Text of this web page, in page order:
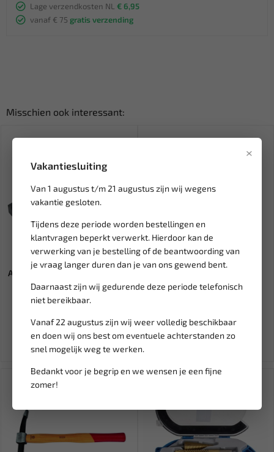
×
Vakantiesluiting
Van 1 augustus t/m 21 augustus zijn wij wegens
vakantie gesloten.
Tijdens deze periode worden bestellingen en
klantvragen beperkt verwerkt. Hierdoor kan de
verwerking van je bestelling of de beantwoording van
je vraag langer duren dan je van ons gewend bent.
Daarnaast zijn wij gedurende deze periode telefonisch
niet bereikbaar.
Vanaf 22 augustus zijn wij weer volledig beschikbaar
en doen wij ons best om eventuele achterstanden zo
snel mogelijk weg te werken.
Bedankt voor je begrip en we wensen je een fijne
zomer!
Lage verzendkosten NL € 6,95
vanaf € 75 gratis verzending
Misschien ook interessant:
Leverbaar
AST Vliegwiel blokker set Ford
/ Mazda 1.25/1.4/1....
Ex. btw: € 71,00
Leverbaar
SINATEC Stekker 7-polig 12V
403011
Ex. btw: € 3,00
SALE!